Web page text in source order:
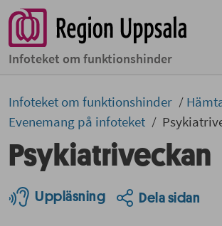
Infoteket om funktionshinder
Infoteket om funktionshinder
Evenemang på infoteket
Psykiatriveckan
Uppläsning Dela sidan